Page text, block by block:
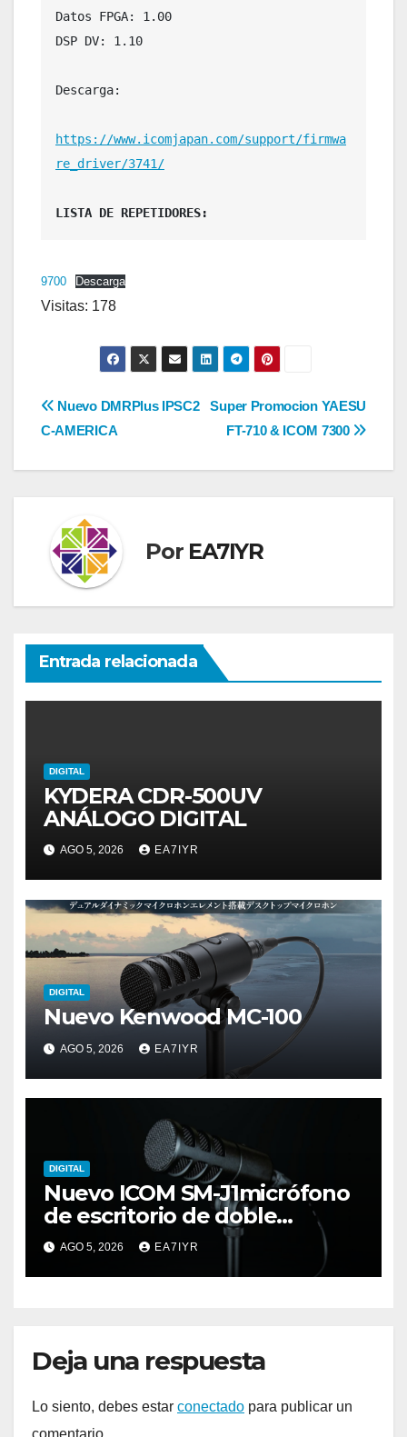
Datos FPGA: 1.00
DSP DV: 1.10
Descarga:
https://www.icomjapan.com/support/firmwa
re_driver/3741/
LISTA DE REPETIDORES:
9700 Descarga
Visitas: 178
Navegación
Super Promocion YAESU
FT-710 & ICOM 7300
Nuevo DMRPlus IPSC2
C-AMERICA
Por EA7IYR
Entrada relacionada
DIGITAL
KYDERA CDR-500UV
ANÁLOGO DIGITAL
AGO 5, 2026 EA7IYR
DIGITAL
Nuevo Kenwood MC-100
AGO 5, 2026 EA7IYR
DIGITAL
Nuevo ICOM SM-J1micrófono
de escritorio de doble
elemento premium
AGO 5, 2026 EA7IYR
Deja una respuesta
Lo siento, debes estar conectado para publicar un
comentario.